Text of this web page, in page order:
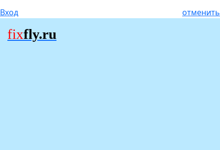
Вход отменить
fixfly.ru